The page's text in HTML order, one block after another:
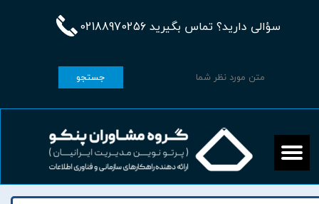
سؤالی دارید؟ تماس بگیرید 02188970256
جستجو